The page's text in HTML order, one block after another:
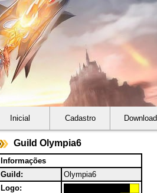
Inicial Cadastro Download
Guild Olympia6
Informações
Guild:
Olympia6
Logo: